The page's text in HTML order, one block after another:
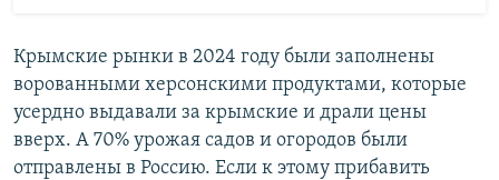
Крымские рынки в 2024 году были заполнены
ворованными херсонскими продуктами, которые
усердно выдавали за крымские и драли цены
вверх. А 70% урожая садов и огородов были
отправлены в Россию. Если к этому прибавить